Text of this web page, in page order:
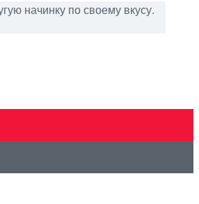
начинку по своему вкусу.